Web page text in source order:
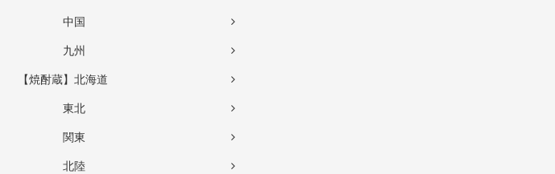
中国
九州
【焼酎蔵】北海道
東北
関東
北陸